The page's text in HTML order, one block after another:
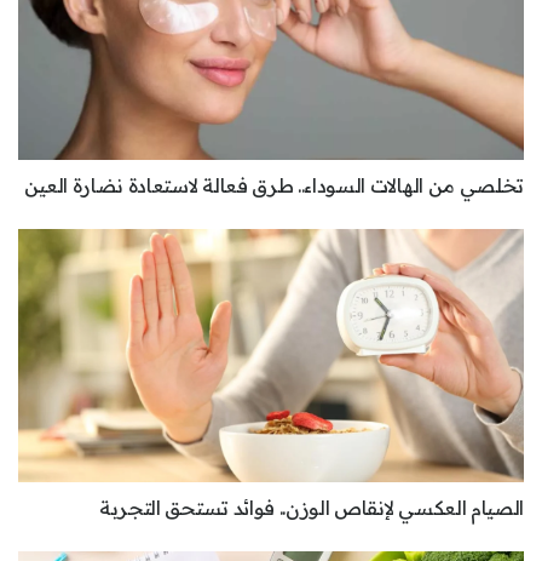
تخلصي من الهالات السوداء.. طرق فعالة لاستعادة نضارة العين
الصيام العكسي لإنقاص الوزن.. فوائد تستحق التجربة